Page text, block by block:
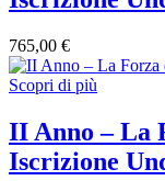
765,00 €
Scopri di più
II Anno – La
Iscrizione